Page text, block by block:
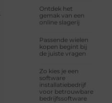
Ontdek het
gemak van een
online slagerij
Passende wielen
kopen begint bij
de juiste vragen
Zo kies je een
software
installatiebedrijf
voor betrouwbare
bedrijfssoftware